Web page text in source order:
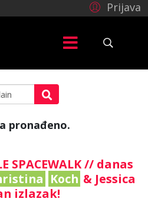
Prijava
pronađeno.
SPACEWALK // danas
Koch & Jessica
izlazak!